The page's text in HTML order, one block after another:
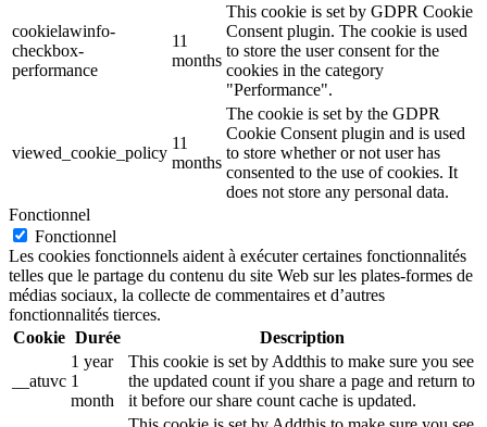
cookielawinfo-
checkbox-
performance
11
months
This cookie is set by GDPR Cookie
Consent plugin. The cookie is used
to store the user consent for the
cookies in the category
"Performance".
viewed_cookie_policy
11
months
The cookie is set by the GDPR
Cookie Consent plugin and is used
to store whether or not user has
consented to the use of cookies. It
does not store any personal data.
Fonctionnel
Fonctionnel
Les cookies fonctionnels aident à exécuter certaines fonctionnalités
telles que le partage du contenu du site Web sur les plates-formes de
médias sociaux, la collecte de commentaires et d’autres
fonctionnalités tierces.
Cookie Durée Description
__atuvc
1 year
1
month
This cookie is set by Addthis to make sure you see
the updated count if you share a page and return to
it before our share count cache is updated.